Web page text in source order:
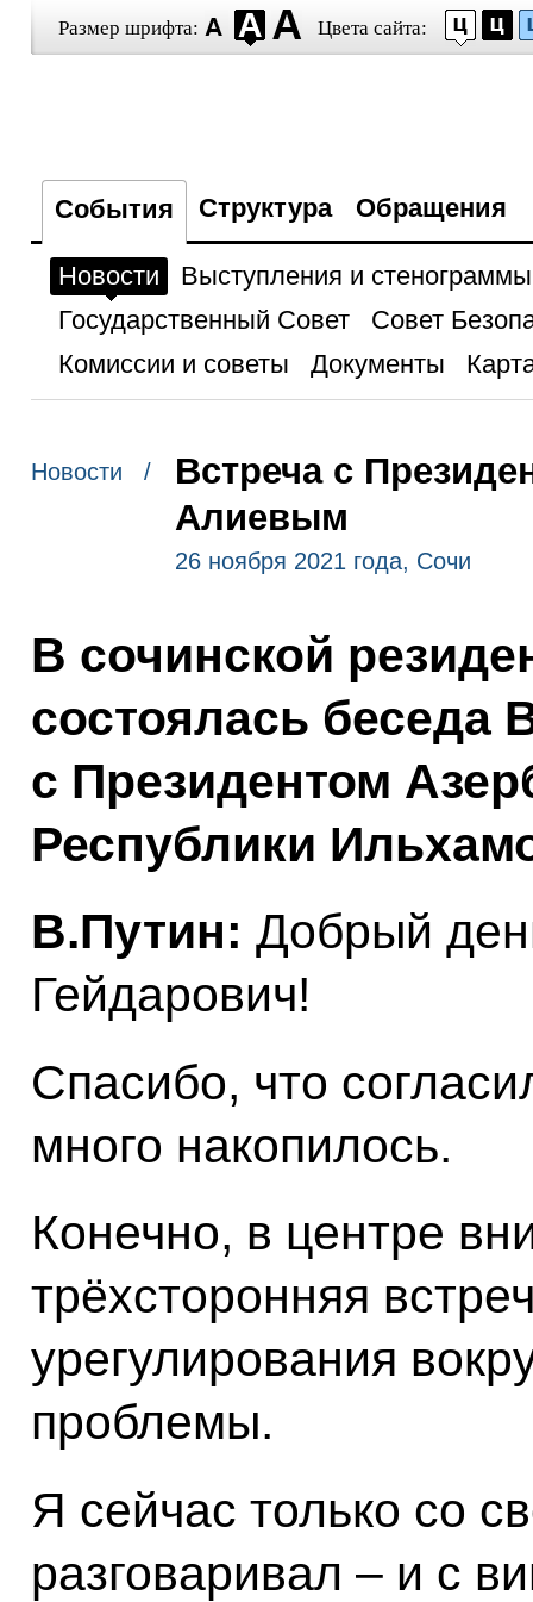
Размер шрифта: Цвета сайта:
События Структура Обращения
Новости
Выступления и стенограммы
Государственный Совет
Совет
Комиссии и советы
Документы
Новости /
Встреча с
Алиевым
26 ноября 2021 года, Сочи
В сочинской
состоялась беседа
с Президентом
Республики
В.Путин: Добрый
Гейдарович!
Спасибо, что
много накопилось.
Конечно, в центре
трёхсторонняя
урегулирования
проблемы.
Я сейчас только со
разговаривал – и с